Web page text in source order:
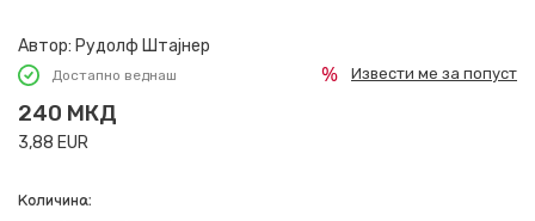
Автор: Рудолф Штајнер
Достапно веднаш
240 МКД
3,88 EUR
Извести ме за попуст
Количина: